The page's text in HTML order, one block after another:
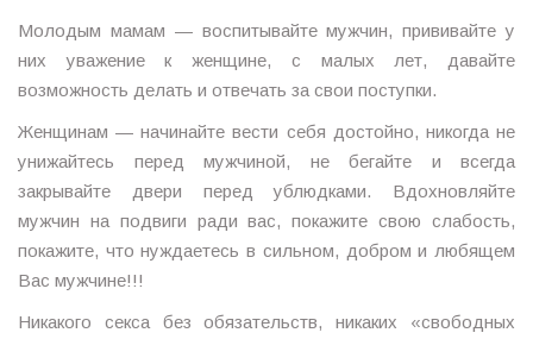
Молодым мамам — воспитывайте мужчин, прививайте у
них уважение к женщине, с малых лет, давайте
возможность делать и отвечать за свои поступки.
Женщинам — начинайте вести себя достойно, никогда не
унижайтесь перед мужчиной, не бегайте и всегда
закрывайте двери перед ублюдками. Вдохновляйте
мужчин на подвиги ради вас, покажите свою слабость,
покажите, что нуждаетесь в сильном, добром и любящем
Вас мужчине!!!
Никакого секса без обязательств, никаких «свободных